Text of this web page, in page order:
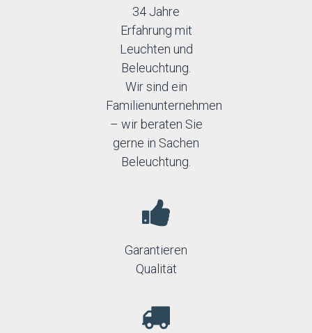
34 Jahre
Erfahrung mit
Leuchten und
Beleuchtung.
Wir sind ein
Familienunternehmen
– wir beraten Sie
gerne in Sachen
Beleuchtung.
Garantieren
Qualität